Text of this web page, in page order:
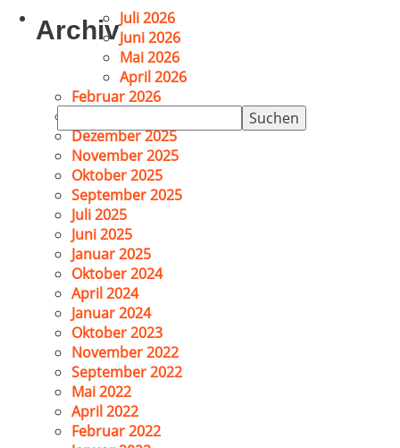
Suchen
nach:
ArchivJuli 2026
Juni 2026
Mai 2026
April 2026
Februar 2026
Dezember 2025
November 2025
Oktober 2025
September 2025
Juli 2025
Juni 2025
Januar 2025
Oktober 2024
April 2024
Januar 2024
Oktober 2023
November 2022
September 2022
Mai 2022
April 2022
Februar 2022